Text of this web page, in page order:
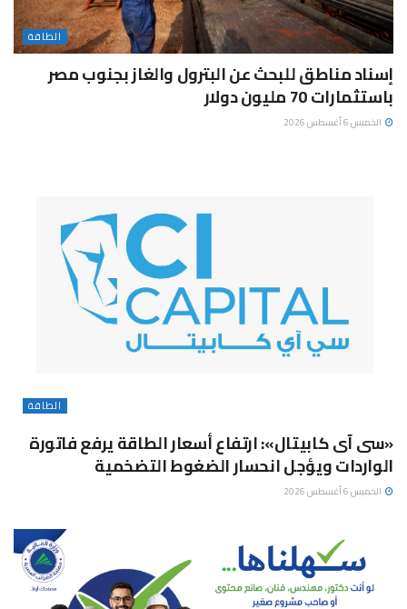
الطاقة
إسناد مناطق للبحث عن البترول والغاز بجنوب مصر
باستثمارات 70 مليون دولار
الخميس 6 أغسطس 2026
الطاقة
«سى آى كابيتال»: ارتفاع أسعار الطاقة يرفع فاتورة
الواردات ويؤجل انحسار الضغوط التضخمية
الخميس 6 أغسطس 2026